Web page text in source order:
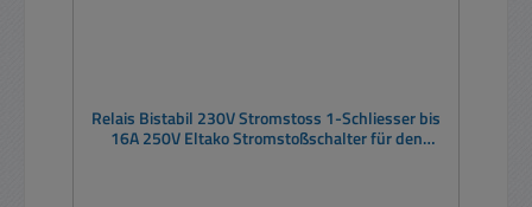
Relais Bistabil 230V Stromstoss 1-Schliesser bis
16A 250V Eltako Stromstoßschalter für den